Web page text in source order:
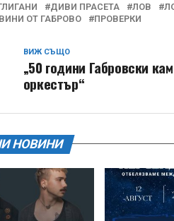
ДИВИ ПРАСЕТА ЛОВ
ОТ ГАБРОВО ПРОВЕРКИ
ВИЖ СЪЩО
„50 години Габровски
оркестър“
НОВИНИ